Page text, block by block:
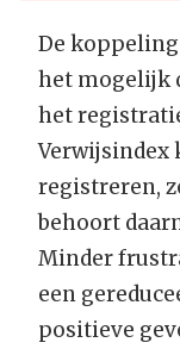
De
het mogelijk
het
Verwijsindex
registreren,
behoort
Minder
een
positieve